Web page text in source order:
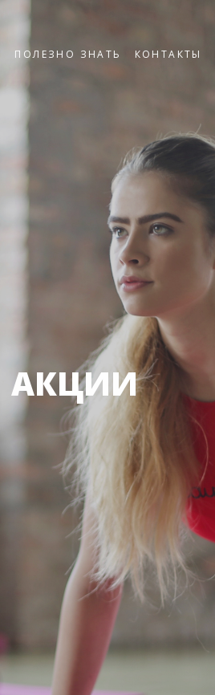
ПОЛЕЗНО ЗНАТЬ КОНТАКТЫ
АКЦИИ